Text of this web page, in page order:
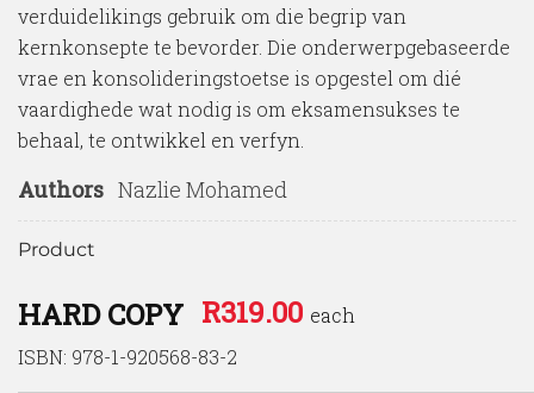
verduidelikings gebruik om die begrip van
kernkonsepte te bevorder. Die onderwerpgebaseerde
vrae en konsolideringstoetse is opgestel om dié
vaardighede wat nodig is om eksamensukses te
behaal, te ontwikkel en verfyn.
Authors Nazlie Mohamed
Product
HARD COPY
ISBN: 978-1-920568-83-2
R319.00 each